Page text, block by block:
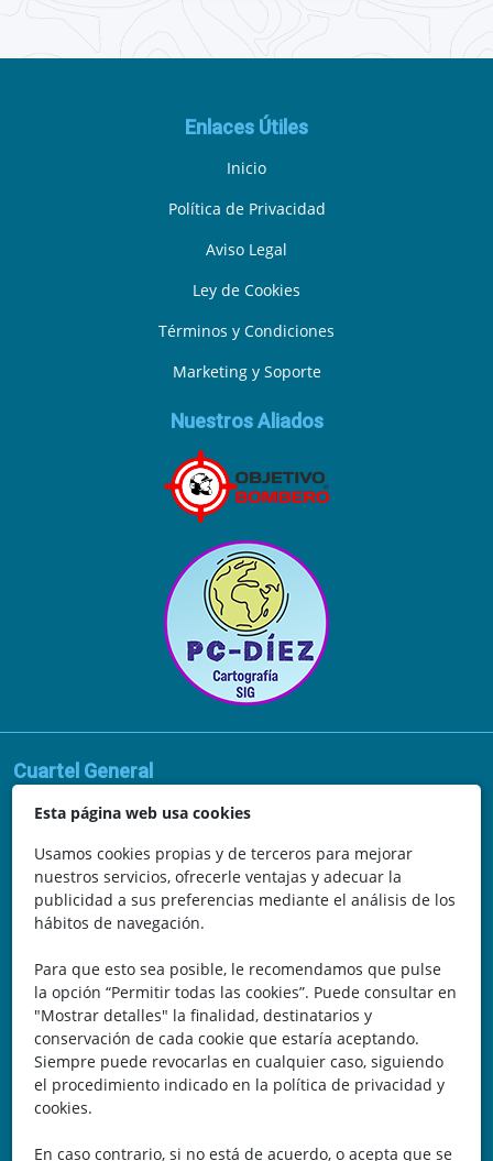
Esta página web usa cookies
Usamos cookies propias y de terceros para mejorar
nuestros servicios, ofrecerle ventajas y adecuar la
publicidad a sus preferencias mediante el análisis de los
hábitos de navegación.
Para que esto sea posible, le recomendamos que pulse
la opción “Permitir todas las cookies”. Puede consultar en
"Mostrar detalles" la finalidad, destinatarios y
conservación de cada cookie que estaría aceptando.
Siempre puede revocarlas en cualquier caso, siguiendo
el procedimiento indicado en la política de privacidad y
cookies.
En caso contrario, si no está de acuerdo, o acepta que se
Enlaces Útiles
Inicio
Política de Privacidad
Aviso Legal
Ley de Cookies
Términos y Condiciones
Marketing y Soporte
Nuestros Aliados
Cuartel General
Avda. de la Vega, 62
N.I.F.: 44252675-P
Belicena, Granada
España
Teléfono: 646 672 931
Email: bomberocallejero@gmail.com
Trayectoria
Nuestra Experiencia nos avala. Llevamos más de 25 años
dedicados a la cartografía vectorial y digital. (Pc-Díez)